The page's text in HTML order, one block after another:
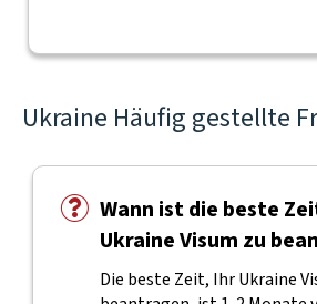
Ukraine Häufig gestellte
Wann ist die beste
Ukraine Visum zu
Die beste Zeit, Ihr Ukraine